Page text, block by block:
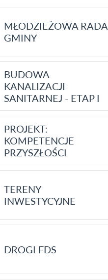
MŁODZIEŻOWA RADA
GMINY
BUDOWA
KANALIZACJI
SANITARNEJ - ETAP I
PROJEKT:
KOMPETENCJE
PRZYSZŁOŚCI
TERENY
INWESTYCYJNE
DROGI FDS